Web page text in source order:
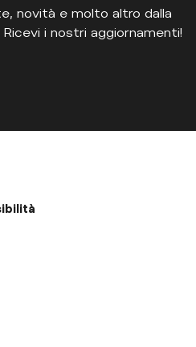
novità e molto altro dalla
i nostri aggiornamenti!